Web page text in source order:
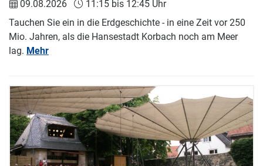
09.08.2026
11:15 bis 12:45 Uhr
Tauchen Sie ein in die Erdgeschichte - in eine Zeit vor 250
Mio. Jahren, als die Hansestadt Korbach noch am Meer
lag. Mehr